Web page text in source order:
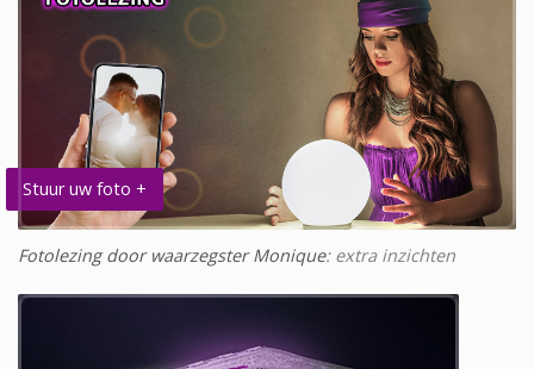
Stuur uw foto +
Fotolezing door waarzegster Monique: extra inzichten